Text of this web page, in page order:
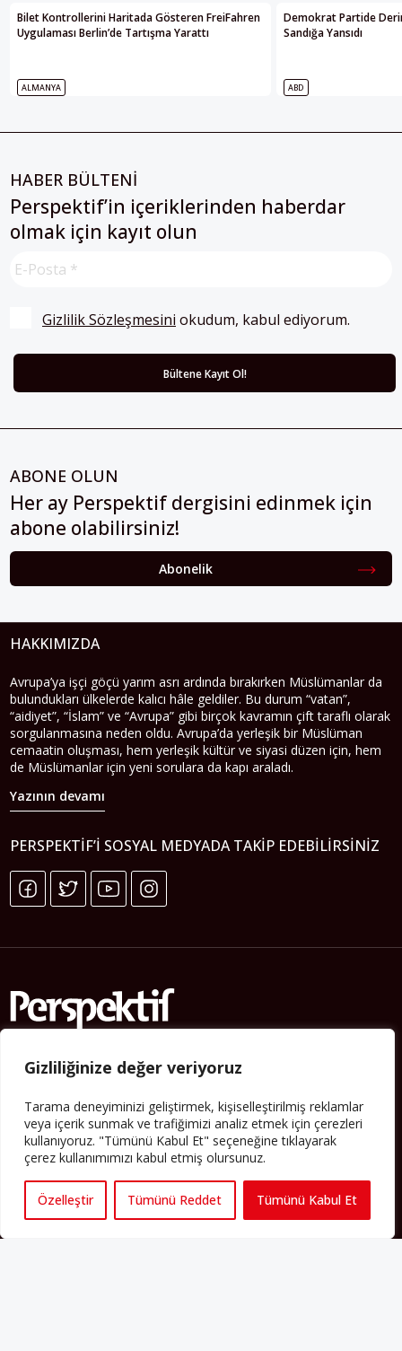
Gizliliğinize değer veriyoruz
Tarama deneyiminizi geliştirmek, kişiselleştirilmiş reklamlar
veya içerik sunmak ve trafiğimizi analiz etmek için çerezleri
kullanıyoruz. "Tümünü Kabul Et" seçeneğine tıklayarak
çerez kullanımımızı kabul etmiş olursunuz.
Özelleştir Tümünü Reddet Tümünü Kabul Et
Bilet Kontrollerini Haritada Gösteren FreiFahren
Uygulaması Berlin’de Tartışma Yarattı
ALMANYA
Demokrat Partide
Sandığa Yansıdı
ABD
HABER BÜLTENİ
Perspektif’in içeriklerinden haberdar
olmak için kayıt olun
Gizlilik Sözleşmesini okudum, kabul ediyorum.
ABONE OLUN
Her ay Perspektif dergisini edinmek için
abone olabilirsiniz!
Abonelik
HAKKIMIZDA
Avrupa’ya işçi göçü yarım asrı ardında bırakırken Müslümanlar da
bulundukları ülkelerde kalıcı hâle geldiler. Bu durum “vatan”,
“aidiyet”, “İslam” ve “Avrupa” gibi birçok kavramın çift taraflı olarak
sorgulanmasına neden oldu. Avrupa’da yerleşik bir Müslüman
cemaatin oluşması, hem yerleşik kültür ve siyasi düzen için, hem
de Müslümanlar için yeni sorulara da kapı araladı.
Yazının devamı
PERSPEKTIF’I SOSYAL MEDYADA TAKIP EDEBILIRSINIZ
Yorum Kuralları
Abonelik
İletişim
İş İlanları